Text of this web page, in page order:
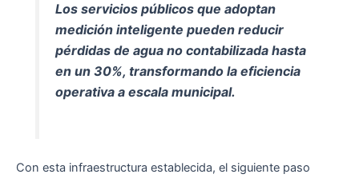
Los servicios públicos que adoptan
medición inteligente pueden reducir
pérdidas de agua no contabilizada hasta
en un 30%, transformando la eficiencia
operativa a escala municipal.
Con esta infraestructura establecida, el siguiente paso